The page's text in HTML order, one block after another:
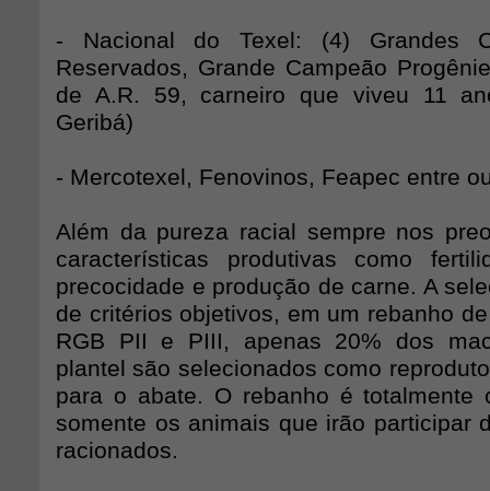
- Nacional do Texel: (4) Grandes
Reservados, Grande Campeão
de A.R. 59, carneiro que viveu 11
Geribá)
- Mercotexel, Fenovinos, Feapec entre
Além da pureza racial sempre nos
características produtivas como
precocidade e produção de carne. A
de critérios objetivos, em um rebanho
RGB PII e PIII, apenas 20% dos
plantel são selecionados como
para o abate. O rebanho é totalmente
somente os animais que irão participar
racionados.